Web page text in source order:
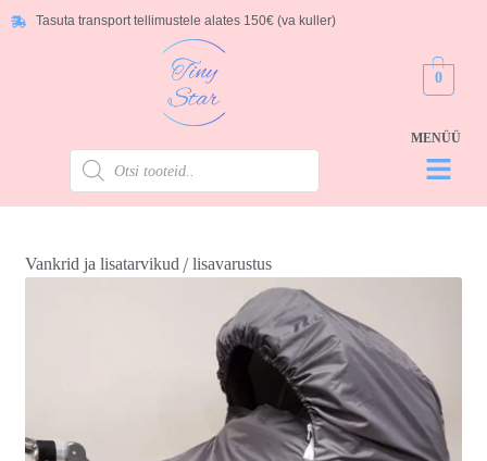
Tasuta transport tellimustele alates 150€ (va kuller)
0
Vankrid ja lisatarvikud/lisavarustus